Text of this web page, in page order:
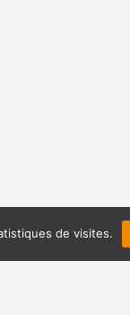
de visites.